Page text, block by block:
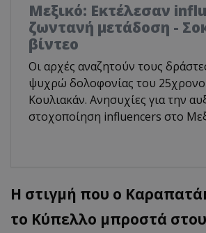
Μεξικό: Εκτέλεσαν
ζωντανή μετάδοση -
βίντεο
Οι αρχές αναζητούν τους
ψυχρώ δολοφονίας του
Κουλιακάν. Ανησυχίες για την
στοχοποίηση influencers στο
Η στιγμή που ο
το Κύπελλο μπροστά